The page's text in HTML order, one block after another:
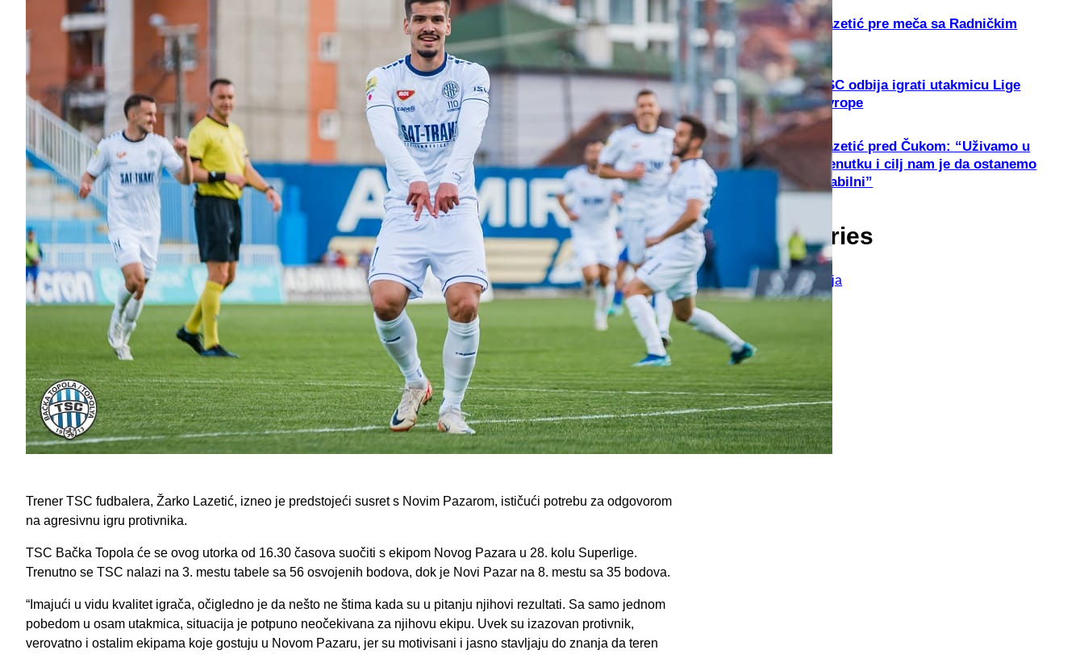
Trener TSC fudbalera, Žarko Lazetić, izneo je predstojeći susret s Novim Pazarom, ističući potrebu za odgovorom
na agresivnu igru protivnika.
TSC Bačka Topola će se ovog utorka od 16.30 časova suočiti s ekipom Novog Pazara u 28. kolu Superlige.
Trenutno se TSC nalazi na 3. mestu tabele sa 56 osvojenih bodova, dok je Novi Pazar na 8. mestu sa 35 bodova.
“Imajući u vidu kvalitet igrača, očigledno je da nešto ne štima kada su u pitanju njihovi rezultati. Sa samo jednom
pobedom u osam utakmica, situacija je potpuno neočekivana za njihovu ekipu. Uvek su izazovan protivnik,
verovatno i ostalim ekipama koje gostuju u Novom Pazaru, jer su motivisani i jasno stavljaju do znanja da teren
Lazetić pre meča sa Radničkim
TSC odbija igrati utakmicu Lige
Evrope
Lazetić pred Čukom: “Uživamo u
trenutku i cilj nam je da ostanemo
stabilni”
Categories
Dešavanja
Intervju